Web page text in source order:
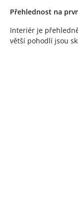
Přehlednost na
Interiér je
větší pohodlí jsou